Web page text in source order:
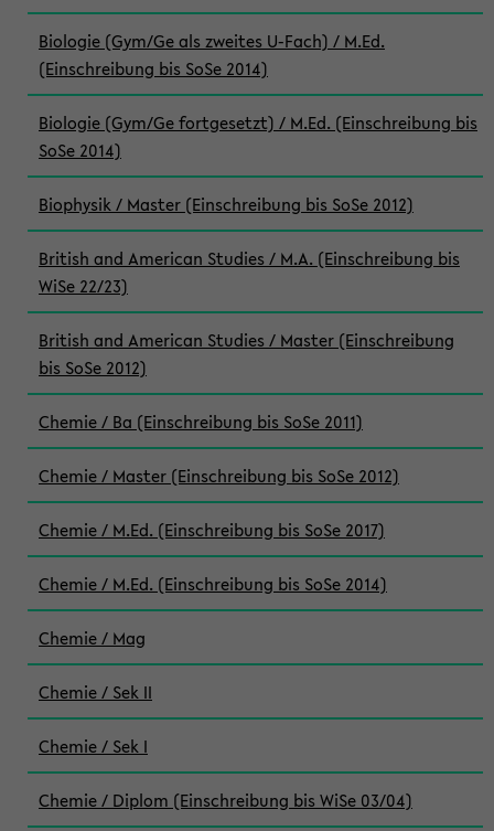
Biologie (Gym/Ge als zweites U-Fach) / M.Ed.
(Einschreibung bis SoSe 2014)
Biologie (Gym/Ge fortgesetzt) / M.Ed. (Einschreibung bis
SoSe 2014)
Biophysik / Master (Einschreibung bis SoSe 2012)
British and American Studies / M.A. (Einschreibung bis
WiSe 22/23)
British and American Studies / Master (Einschreibung
bis SoSe 2012)
Chemie / Ba (Einschreibung bis SoSe 2011)
Chemie / Master (Einschreibung bis SoSe 2012)
Chemie / M.Ed. (Einschreibung bis SoSe 2017)
Chemie / M.Ed. (Einschreibung bis SoSe 2014)
Chemie / Mag
Chemie / Sek II
Chemie / Sek I
Chemie / Diplom (Einschreibung bis WiSe 03/04)